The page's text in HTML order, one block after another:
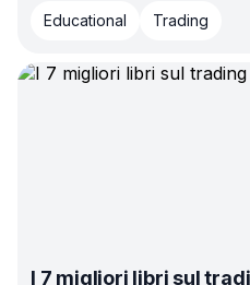
Educational Trading
I 7 migliori libri sul